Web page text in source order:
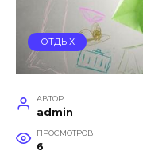
ОТДЫХ
АВТОР
admin
ПРОСМОТРОВ
6